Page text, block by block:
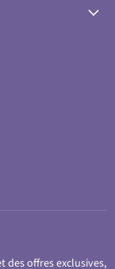
des offres exclusives,